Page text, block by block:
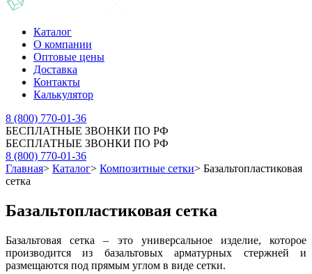
Каталог
О компании
Оптовые цены
Доставка
Контакты
Калькулятор
8 (800) 770-01-36
БЕСПЛАТНЫЕ ЗВОНКИ ПО РФ
БЕСПЛАТНЫЕ ЗВОНКИ ПО РФ
8 (800) 770-01-36
Главная> Каталог> Композитные сетки> Базальтопластиковая
сетка
Базальтопластиковая сетка
Базальтовая сетка – это универсальное изделие, которое
производится из базальтовых арматурных стержней и
размещаются под прямым углом в виде сетки.